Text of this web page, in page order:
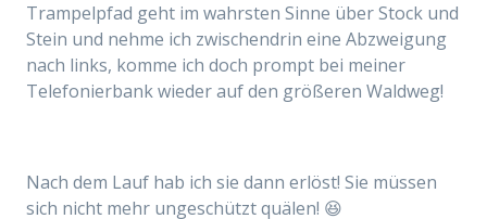
Trampelpfad geht im wahrsten Sinne über Stock und
Stein und nehme ich zwischendrin eine Abzweigung
nach links, komme ich doch prompt bei meiner
Telefonierbank wieder auf den größeren Waldweg!
Nach dem Lauf hab ich sie dann erlöst! Sie müssen
sich nicht mehr ungeschützt quälen! 😆